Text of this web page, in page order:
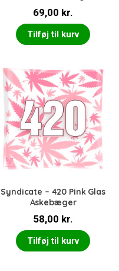
69,00 kr.
Tilføj til kurv
Syndicate – 420 Pink Glas
Askebæger
58,00 kr.
Tilføj til kurv